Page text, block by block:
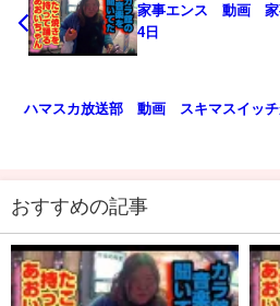
家事エンス 動画 家
4日
ハマスカ放送部 動画 スキマスイッ
おすすめの記事